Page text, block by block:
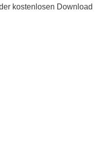
kostenlosen Download